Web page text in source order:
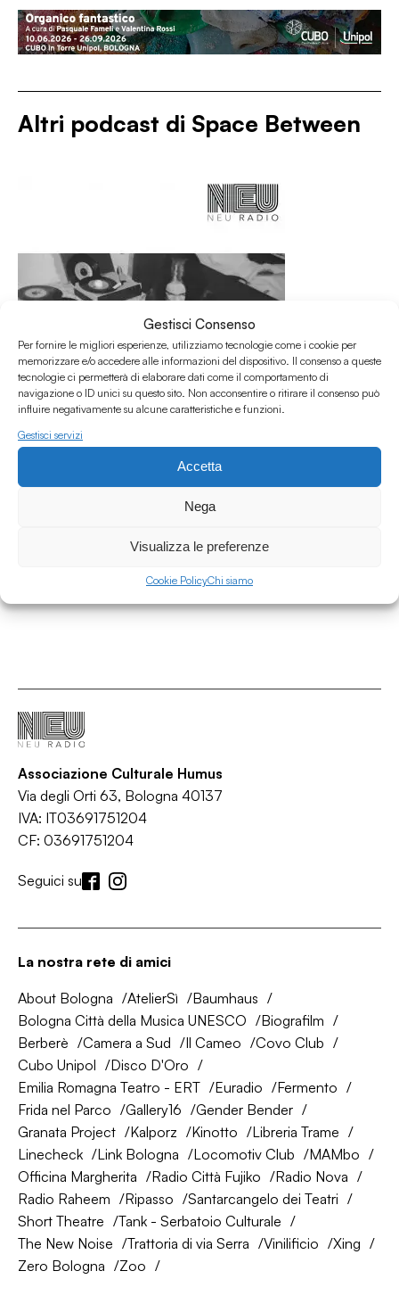
Gestisci Consenso
Per fornire le migliori esperienze, utilizziamo tecnologie come i cookie per
memorizzare e/o accedere alle informazioni del dispositivo. Il consenso a queste
tecnologie ci permetterà di elaborare dati come il comportamento di
navigazione o ID unici su questo sito. Non acconsentire o ritirare il consenso può
influire negativamente su alcune caratteristiche e funzioni.
Gestisci servizi
Accetta
Nega
Visualizza le preferenze
Cookie PolicyChi siamo
Altri podcast di Space Between
Space Between #35 w/ Elisa Graci
Associazione Culturale Humus
Via degli Orti 63, Bologna 40137
IVA: IT03691751204
CF: 03691751204
Seguici su
La nostra rete di amici
About Bologna AtelierSì
Baumhaus
Bologna Città della Musica UNESCO
Biografilm
Berberè
Camera a Sud Il Cameo
Covo Club
Cubo Unipol
Disco D'Oro
Emilia Romagna Teatro - ERT
Euradio
Fermento
Frida nel Parco
Gallery16
Gender Bender
Granata Project
Kalporz Kinotto
Libreria Trame
Linecheck
Link Bologna Locomotiv Club
MAMbo
Officina Margherita
Radio Città Fujiko
Radio Nova
Radio Raheem
Ripasso
Santarcangelo dei Teatri
Short Theatre
Tank - Serbatoio Culturale
The New Noise
Trattoria di via Serra Vinilificio
Xing
Zero Bologna
Zoo